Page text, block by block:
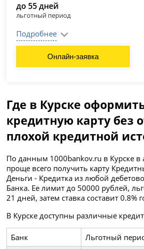
до 55 дней
льготный период
Подробнее
Онлайн-заявка
Где в Курске
кредитную карту без
плохой кредитной
По данным 1000bankov.ru в Курске в
проще всего получить карту
Деньги - Кредитка из любой
Банка. Ее лимит до 50000 рублей,
21 дней, затем ставка составит 0.8%
В Курске доступны различные
Банк Льготный